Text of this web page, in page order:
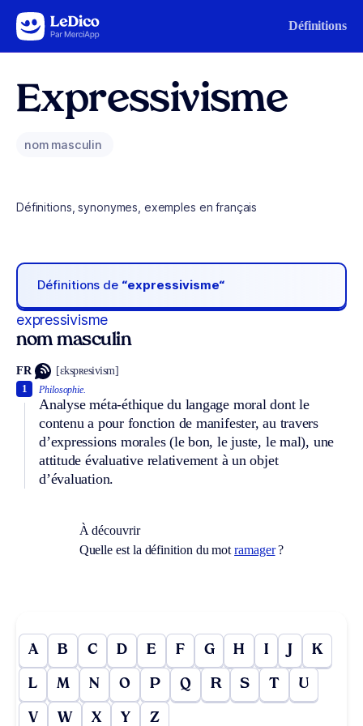
Aller au contenu Définitions
Expressivisme
nom masculin
Définitions, synonymes, exemples en français
Définitions de “expressivisme“
expressivisme
nom masculin
FR [ɛkspʀesivism]
Philosophie.
Analyse méta-éthique du langage moral dont le
contenu a pour fonction de manifester, au travers
d’expressions morales (le bon, le juste, le mal), une
attitude évaluative relativement à un objet
d’évaluation.
1
À découvrir
Quelle est la définition du motramager?
A B C D E F G H I J K
L M N O P Q R S T U
V W X Y Z